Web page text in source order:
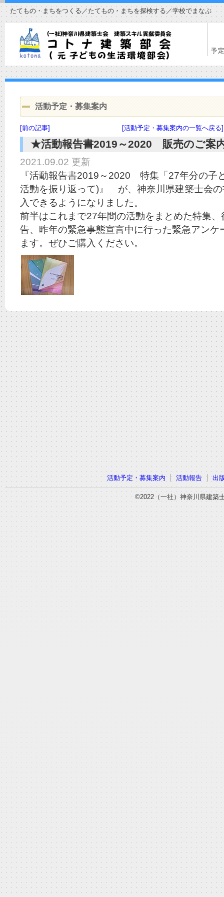
たてもの・まちをつくる／たてもの・まちを探検する／学校でまなぶ
活動予定・募集案内
[前の記事] [活動予定・募集案内の一覧へ戻る]
★活動報告書2019～2020 販売のご案
2021.09.02 更新
『活動報告書2019～2020 特集「27年分の子
活動を振り返って)』 が、神奈川県建築士会
入できるようになりました。
前半はこれまで27年間の活動をまとめた特集
告、昨年の緊急事態宣言中に行った緊急アンケ
ます。ぜひご購入ください。
活動予定・募集案内 活動報告 出
©2022（一社）神奈川県建